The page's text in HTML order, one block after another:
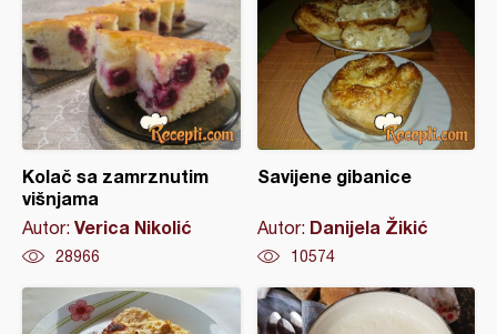
Kolač sa zamrznutim
višnjama
Autor: Verica Nikolić
28966
Savijene gibanice
Autor: Danijela Žikić
10574